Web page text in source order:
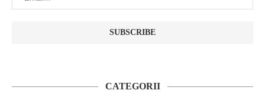
CATEGORII